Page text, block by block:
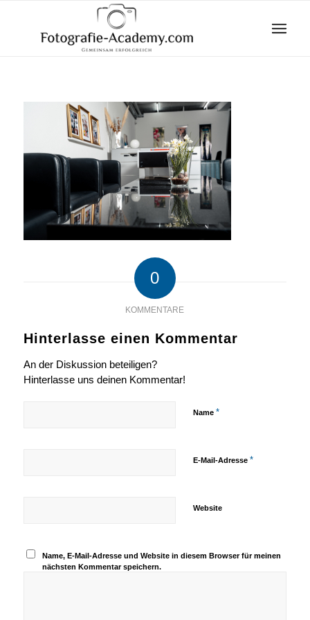
0
KOMMENTARE
Hinterlasse einen Kommentar
An der Diskussion beteiligen?
Hinterlasse uns deinen Kommentar!
Name *
E-Mail-Adresse *
Website
Name, E-Mail-Adresse und Website in diesem Browser für meinen
nächsten Kommentar speichern.